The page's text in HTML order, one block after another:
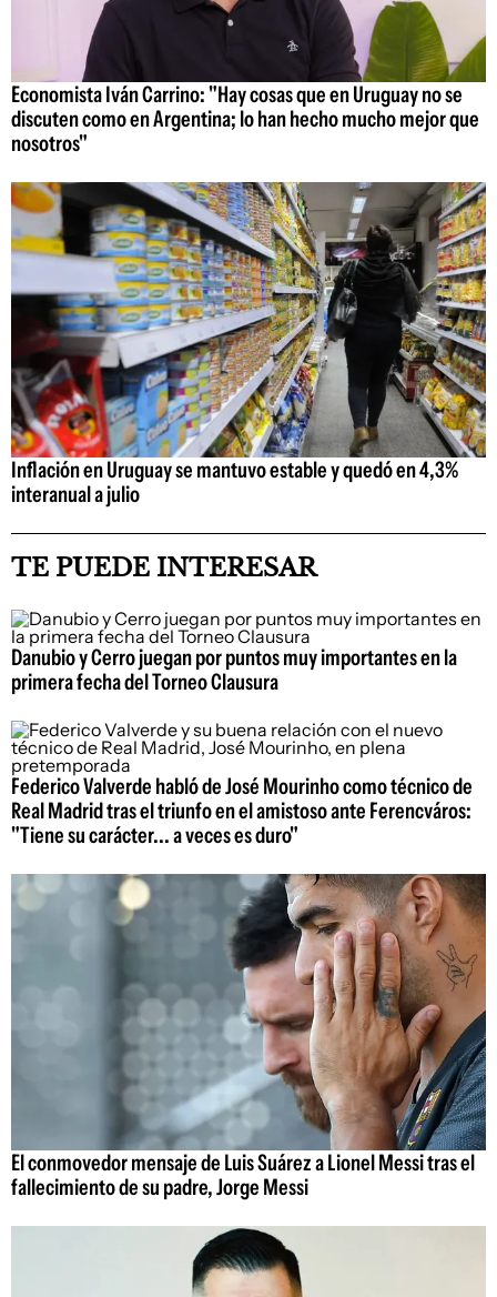
Economista Iván Carrino: "Hay cosas que en Uruguay no se
discuten como en Argentina; lo han hecho mucho mejor que
nosotros"
Inflación en Uruguay se mantuvo estable y quedó en 4,3%
interanual a julio
TE PUEDE INTERESAR
Danubio y Cerro juegan por puntos muy importantes en la
primera fecha del Torneo Clausura
Federico Valverde habló de José Mourinho como técnico de
Real Madrid tras el triunfo en el amistoso ante Ferencváros:
"Tiene su carácter... a veces es duro"
El conmovedor mensaje de Luis Suárez a Lionel Messi tras el
fallecimiento de su padre, Jorge Messi